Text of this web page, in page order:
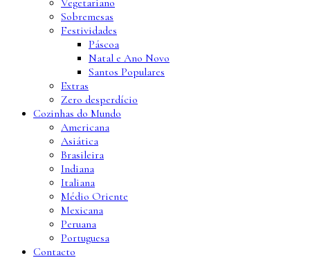
Vegetariano
Sobremesas
Festividades
Páscoa
Natal e Ano Novo
Santos Populares
Extras
Zero desperdício
Cozinhas do Mundo
Americana
Asiática
Brasileira
Indiana
Italiana
Médio Oriente
Mexicana
Peruana
Portuguesa
Contacto